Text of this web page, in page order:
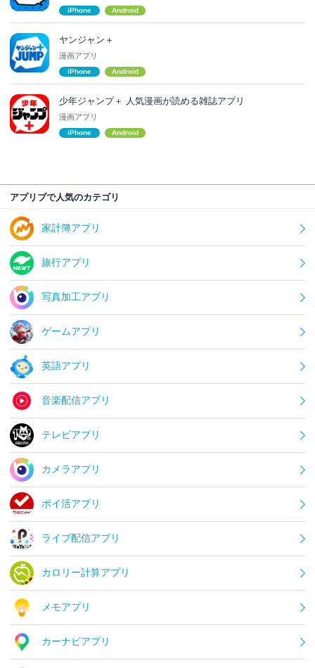
iPhone Android
ヤンジャン＋
漫画アプリ
iPhone Android
少年ジャンプ＋ 人気漫画が読める雑誌アプリ
漫画アプリ
iPhone Android
アプリブで人気のカテゴリ
家計簿アプリ
旅行アプリ
写真加工アプリ
ゲームアプリ
英語アプリ
音楽配信アプリ
テレビアプリ
カメラアプリ
ポイ活アプリ
ライブ配信アプリ
カロリー計算アプリ
メモアプリ
カーナビアプリ